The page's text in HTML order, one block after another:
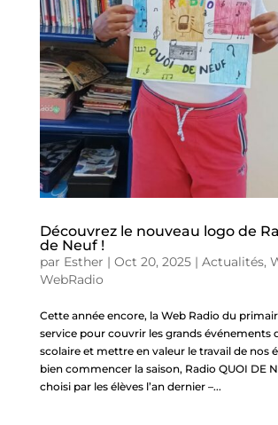
Découvrez le nouveau logo de
de Neuf !
par Esther | Oct 20, 2025| Actualités,
WebRadio
Cette année encore, la Web Radio du
service pour couvrir les grands événements
scolaire et mettre en valeur le travail de nos
bien commencer la saison, Radio QUOI DE
choisi par les élèves l’an dernier –...